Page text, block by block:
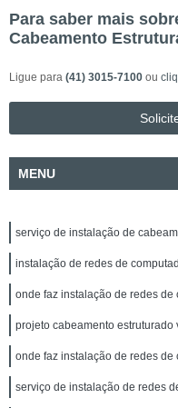
Para saber mais
Cabeamento
Ligue para (41) 3015-7100 ou
MENU
serviço de instalação de
instalação de redes de
onde faz instalação de redes de
projeto cabeamento estruturado
onde faz instalação de redes
serviço de instalação de redes